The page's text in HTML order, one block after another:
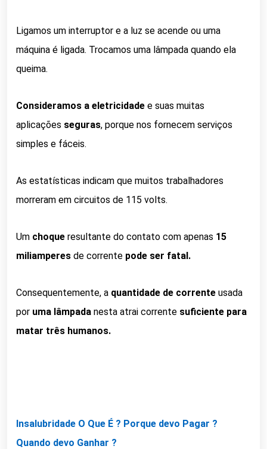
Ligamos um interruptor e a luz se acende ou uma
máquina é ligada. Trocamos uma lâmpada quando ela
queima.
Consideramos a eletricidade e suas muitas
aplicações seguras, porque nos fornecem serviços
simples e fáceis.
As estatísticas indicam que muitos trabalhadores
morreram em circuitos de 115 volts.
Um choque resultante do contato com apenas 15
miliamperes de corrente pode ser fatal.
Consequentemente, a quantidade de corrente usada
por uma lâmpada nesta atrai corrente suficiente para
matar três humanos.
Insalubridade O Que É ? Porque devo Pagar ?
Quando devo Ganhar ?